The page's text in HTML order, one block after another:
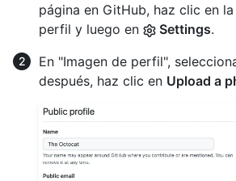
página en GitHub, haz clic en
perfil y luego en
Settings.
En "Imagen de perfil",
después, haz clic en Upload a